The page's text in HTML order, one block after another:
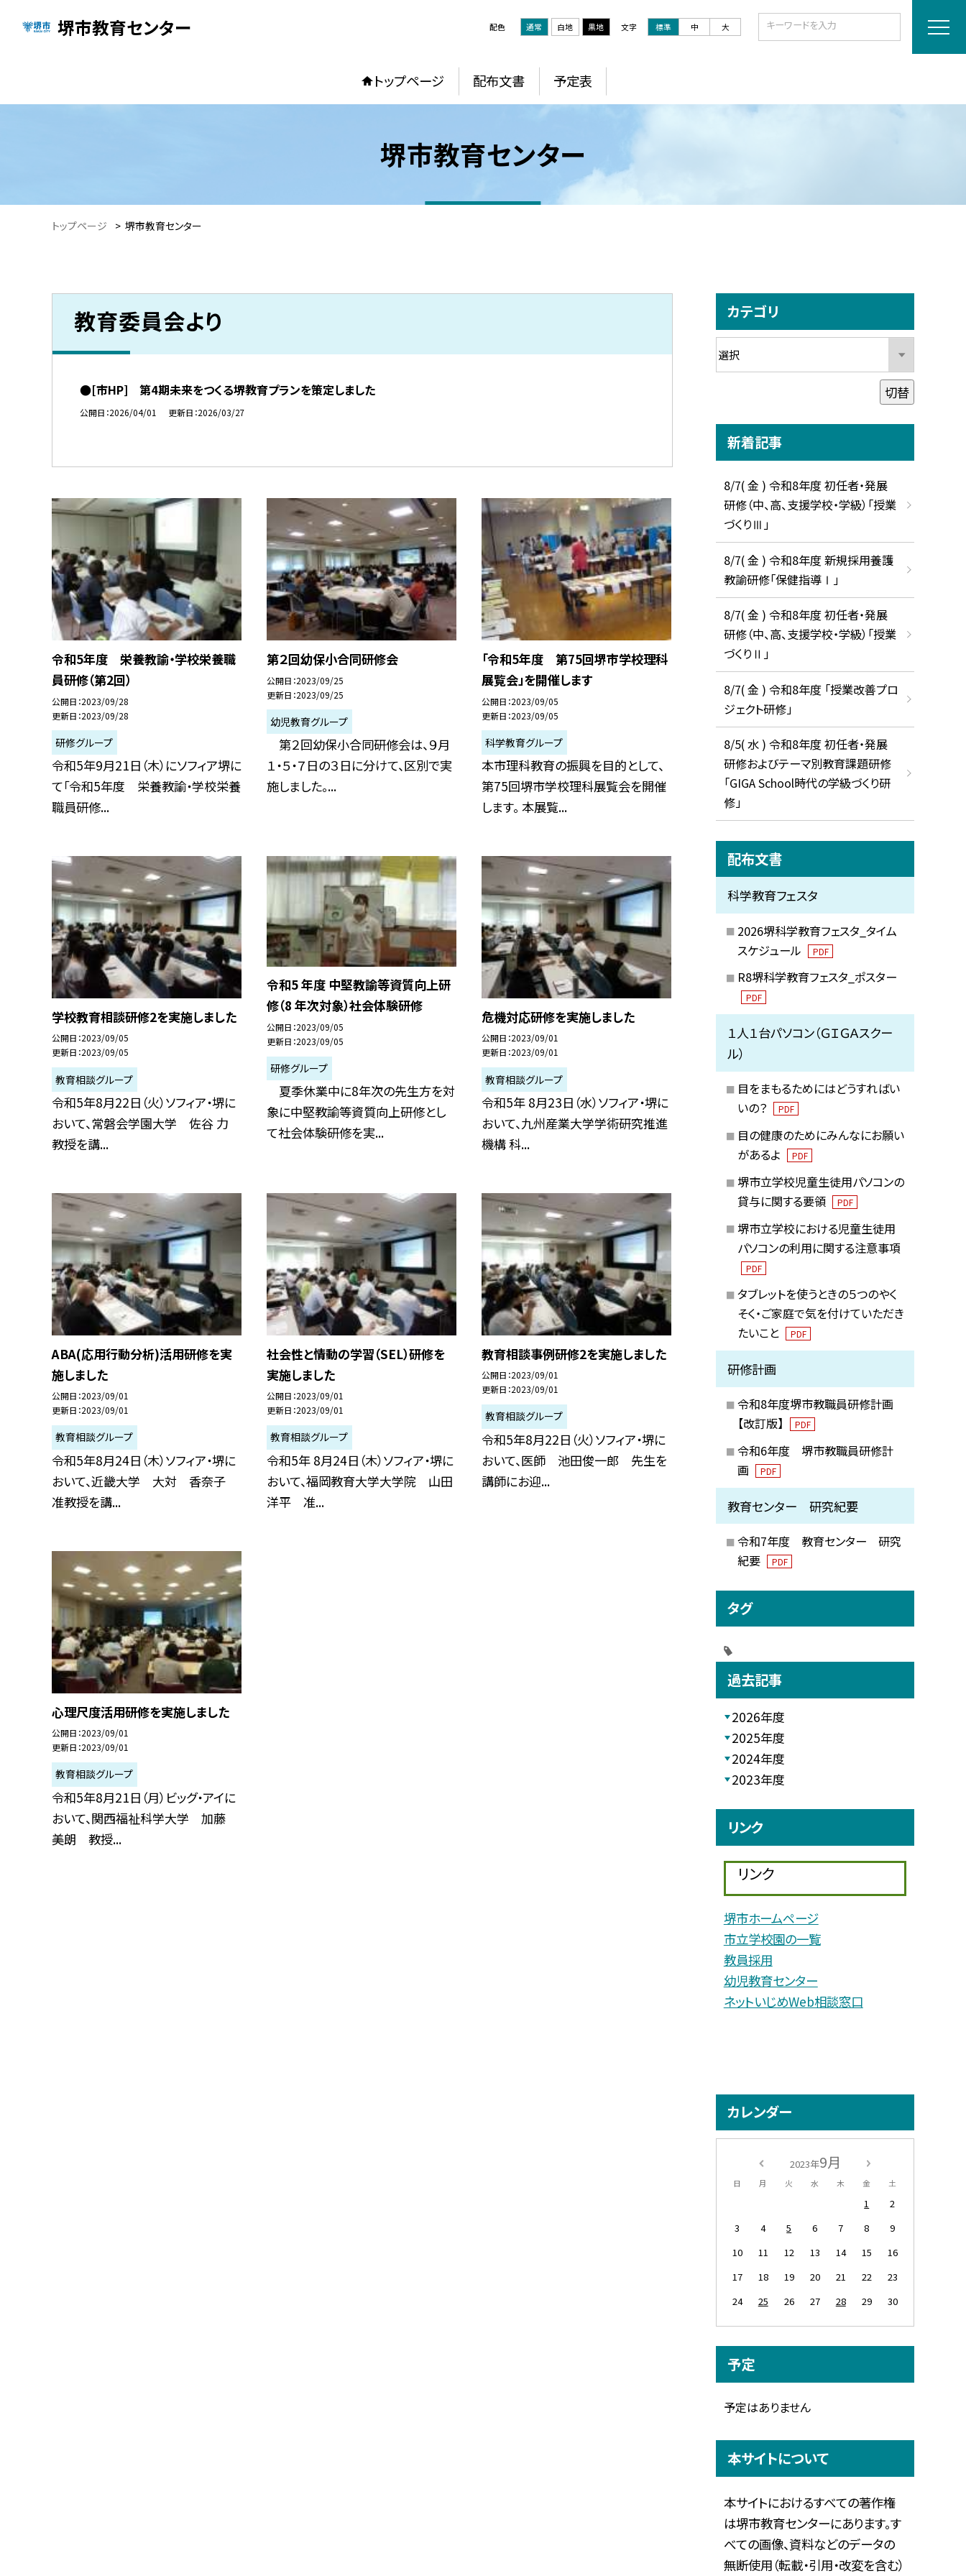
堺市教育センター 配色 通常 白地 黒地 文字 標準 中 大
トップページ 配布文書 予定表
堺市教育センター
トップページ > 堺市教育センター
教育委員会より
●[市HP] 第4期未来をつくる堺教育プランを策定しました
公開日 2026/04/01 更新日 2026/03/27
令和5年度 栄養教諭・学校栄養職
員研修（第2回）
公開日 2023/09/28
更新日 2023/09/28
研修グループ
令和5年9月21日（木）にソフィア堺に
て「令和5年度 栄養教諭・学校栄養
職員研修...
第２回幼保小合同研修会
公開日 2023/09/25
更新日 2023/09/25
幼児教育グループ
第２回幼保小合同研修会は、９月
１・５・７日の３日に分けて、区別で実
施しました。...
「令和5年度 第75回堺市学校理科
展覧会」を開催します
公開日 2023/09/05
更新日 2023/09/05
科学教育グループ
本市理科教育の振興を目的として、
第75回堺市学校理科展覧会を開催
します。 本展覧...
学校教育相談研修2を実施しました
公開日 2023/09/05
更新日 2023/09/05
教育相談グループ
令和5年8月22日（火）ソフィア・堺に
おいて、常磐会学園大学 佐谷 力
教授を講...
令和5 年度 中堅教諭等資質向上研
修（8 年次対象）社会体験研修
公開日 2023/09/05
更新日 2023/09/05
研修グループ
夏季休業中に8年次の先生方を対
象に中堅教諭等資質向上研修とし
て社会体験研修を実...
危機対応研修を実施しました
公開日 2023/09/01
更新日 2023/09/01
教育相談グループ
令和5年 8月23日（水）ソフィア・堺に
おいて、九州産業大学学術研究推進
機構 科...
ABA(応用行動分析)活用研修を実
施しました
公開日 2023/09/01
更新日 2023/09/01
教育相談グループ
令和5年8月24日（木）ソフィア・堺に
おいて、近畿大学 大対 香奈子
准教授を講...
社会性と情動の学習（SEL）研修を
実施しました
公開日 2023/09/01
更新日 2023/09/01
教育相談グループ
令和5年 8月24日（木）ソフィア・堺に
おいて、福岡教育大学大学院 山田
洋平 准...
教育相談事例研修2を実施しました
公開日 2023/09/01
更新日 2023/09/01
教育相談グループ
令和5年8月22日（火）ソフィア・堺に
おいて、医師 池田俊一郎 先生を
講師にお迎...
心理尺度活用研修を実施しました
公開日 2023/09/01
更新日 2023/09/01
教育相談グループ
令和5年8月21日（月）ビッグ・アイに
おいて、関西福祉科学大学 加藤
美朗 教授...
カテゴリ
切替
新着記事
8/7( 金 ) 令和8年度 初任者・発展
研修（中、高、支援学校・学級）「授業
づくりⅢ」
8/7( 金 ) 令和8年度 新規採用養護
教諭研修「保健指導Ⅰ」
8/7( 金 ) 令和8年度 初任者・発展
研修（中、高、支援学校・学級）「授業
づくりⅡ」
8/7( 金 ) 令和8年度 「授業改善プロ
ジェクト研修」
8/5( 水 ) 令和8年度 初任者・発展
研修およびテーマ別教育課題研修
「GIGA School時代の学級づくり研
修」
配布文書
科学教育フェスタ
2026堺科学教育フェスタ_タイム
スケジュール
PDF
R8堺科学教育フェスタ_ポスター
PDF
１人１台パソコン（ＧＩＧＡスクー
ル）
目をまもるためにはどうすればい
いの？
PDF
目の健康のためにみんなにお願い
があるよ
PDF
堺市立学校児童生徒用パソコンの
貸与に関する要領
PDF
堺市立学校における児童生徒用
パソコンの利用に関する注意事項
PDF
タブレットを使うときの５つのやく
そく・ご家庭で気を付けていただき
たいこと
PDF
研修計画
令和8年度堺市教職員研修計画
【改訂版】
PDF
令和6年度 堺市教職員研修計
画
PDF
教育センター 研究紀要
令和7年度 教育センター 研究
紀要
PDF
タグ
過去記事
2026年度
2025年度
2024年度
2023年度
リンク
リンク
堺市ホームページ
市立学校園の一覧
教員採用
幼児教育センター
ネットいじめWeb相談窓口
カレンダー
2023年9月
日 月 火 水 木 金 土
1
2
3
4 5 6 7 8
9
10
11 12 13 14 15
16
17
18 19 20 21 22
23
24
25 26 27 28 29 30
予定
予定はありません
本サイトについて
本サイトにおけるすべての著作権
は堺市教育センターにあります。す
べての画像、資料などのデータの
無断使用（転載・引用・改変を含む）